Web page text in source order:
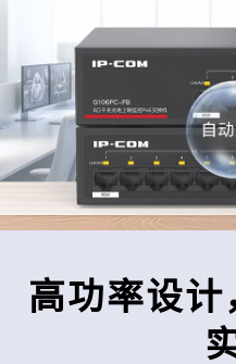
高功率设